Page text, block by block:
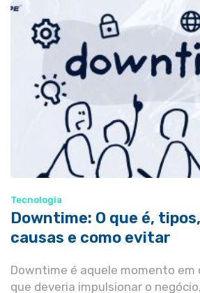
Tecnologia
Downtime: O que é,
causas e como evitar
Downtime é aquele momento em
que deveria impulsionar o